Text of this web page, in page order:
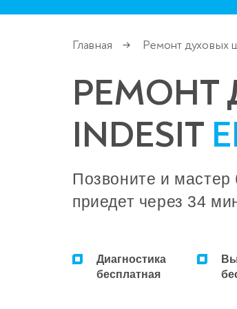
Главная → Ремонт духовых
РЕМОНТ
INDESIT
Позвоните и мастер
приедет через 34
Диагностика
бесплатная